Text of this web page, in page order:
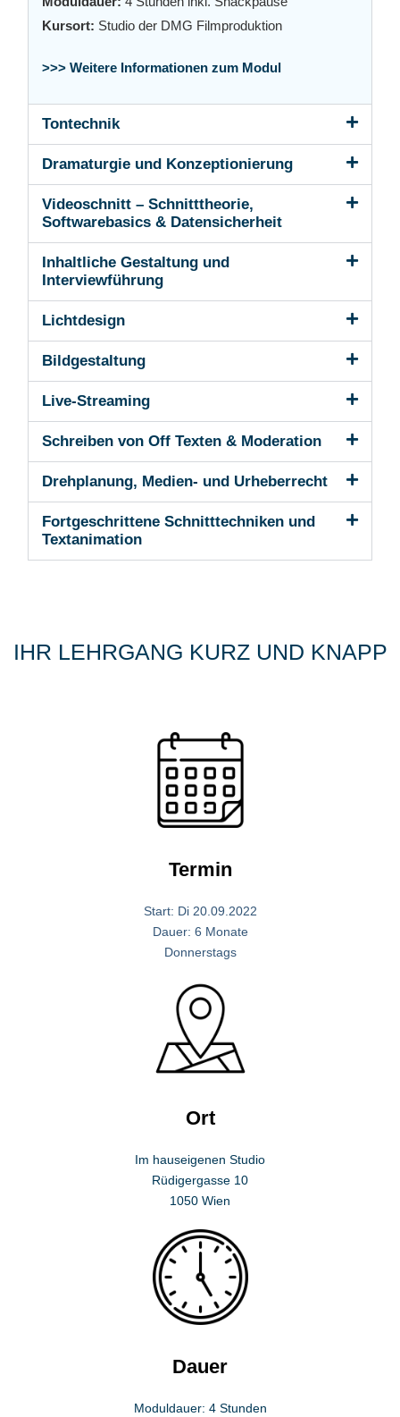
Kursort: Studio der DMG Filmproduktion
>>> Weitere Informationen zum Modul
Tontechnik
Dramaturgie und Konzeptionierung
Videoschnitt – Schnitttheorie,
Softwarebasics & Datensicherheit
Inhaltliche Gestaltung und
Interviewführung
Lichtdesign
Bildgestaltung
Live-Streaming
Schreiben von Off Texten & Moderation
Drehplanung, Medien- und Urheberrecht
Fortgeschrittene Schnitttechniken und
Textanimation
IHR LEHRGANG KURZ UND KNAPP
Termin
Start: Di 20.09.2022
Dauer: 6 Monate
Donnerstags
Ort
Im hauseigenen Studio
Rüdigergasse 10
1050 Wien
Dauer
Moduldauer: 4 Stunden